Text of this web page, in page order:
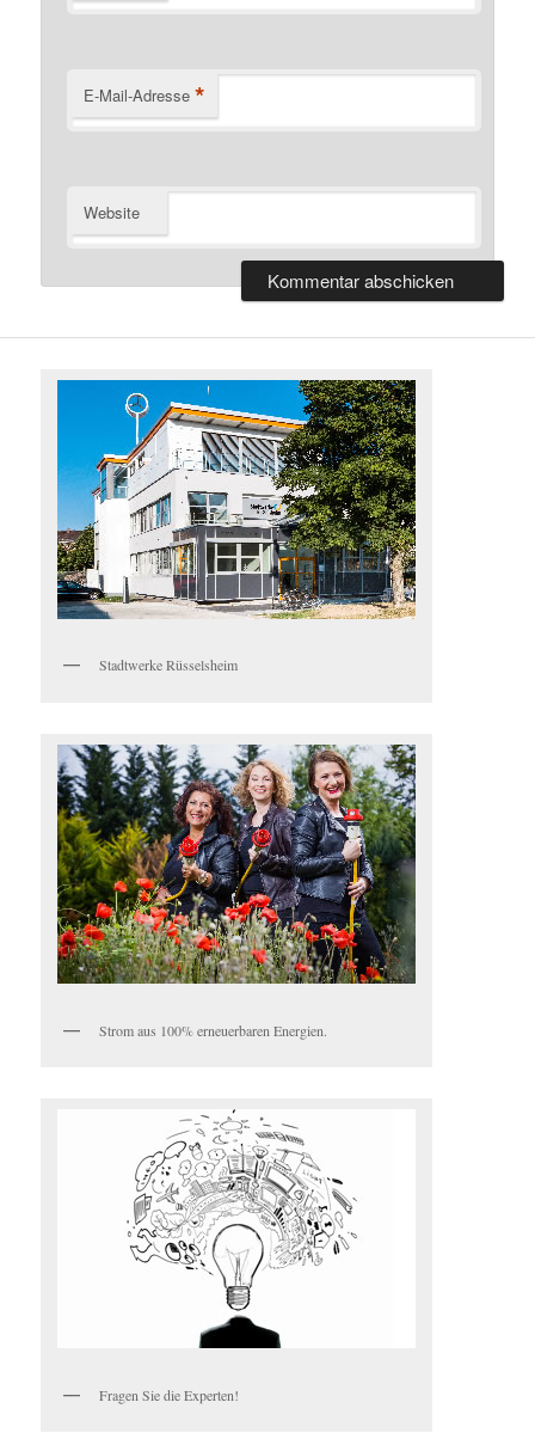
E-Mail-Adresse *
Website
Stadtwerke Rüsselsheim
Strom aus 100% erneuerbaren Energien.
Fragen Sie die Experten!